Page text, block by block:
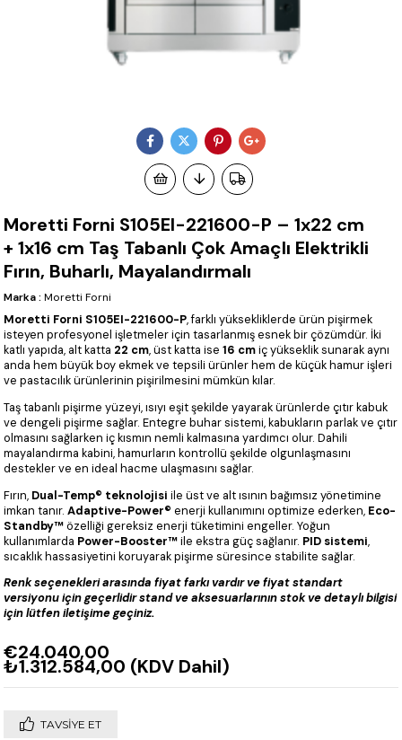
Moretti Forni S105EI-221600-P – 1x22 cm
+ 1x16 cm Taş Tabanlı Çok Amaçlı Elektrikli
Fırın, Buharlı, Mayalandırmalı
Marka : Moretti Forni
Moretti Forni S105EI-221600-P, farklı yüksekliklerde ürün pişirmek
isteyen profesyonel işletmeler için tasarlanmış esnek bir çözümdür. İki
katlı yapıda, alt katta 22 cm, üst katta ise16 cmiç yükseklik sunarak aynı
anda hem büyük boy ekmek ve tepsili ürünler hem de küçük hamur işleri
ve pastacılık ürünlerinin pişirilmesini mümkün kılar.
Taş tabanlı pişirme yüzeyi, ısıyı eşit şekilde yayarak ürünlerde çıtır kabuk
ve dengeli pişirme sağlar. Entegre buhar sistemi, kabukların parlak ve çıtır
olmasını sağlarken iç kısmın nemli kalmasına yardımcı olur. Dahili
mayalandırma kabini, hamurların kontrollü şekilde olgunlaşmasını
destekler ve en ideal hacme ulaşmasını sağlar.
Fırın, Dual-Temp® teknolojisi ile üst ve alt ısının bağımsız yönetimine
imkan tanır.Adaptive-Power® enerji kullanımını optimize ederken, Eco-
Standby™özelliği gereksiz enerji tüketimini engeller. Yoğun
kullanımlarda Power-Booster™ile ekstra güç sağlanır. PID sistemi,
sıcaklık hassasiyetini koruyarak pişirme süresince stabilite sağlar.
Renk seçenekleri arasında fiyat farkı vardır ve fiyat standart
versiyonu için geçerlidir stand ve aksesuarlarının stok ve detaylı bilgisi
için lütfen iletişime geçiniz.
€24.040,00
₺1.312.584,00 (KDV Dahil)
TAVSIYE ET